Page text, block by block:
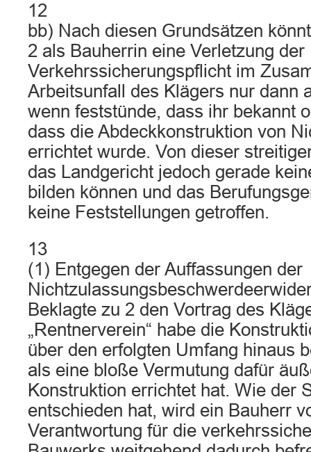
12
bb) Nach diesen Grundsätzen
2 als Bauherrin eine Verletzung der
Verkehrssicherungspflicht im
Arbeitsunfall des Klägers nur dann
wenn feststünde, dass ihr bekannt
dass die Abdeckkonstruktion von
errichtet wurde. Von dieser
das Landgericht jedoch gerade
bilden können und das
keine Feststellungen getroffen.
13
(1) Entgegen der Auffassungen der
Beklagte zu 2 den Vortrag des
„Rentnerverein“ habe die
über den erfolgten Umfang hinaus
als eine bloße Vermutung dafür
Konstruktion errichtet hat. Wie der
entschieden hat, wird ein Bauherr
Verantwortung für die